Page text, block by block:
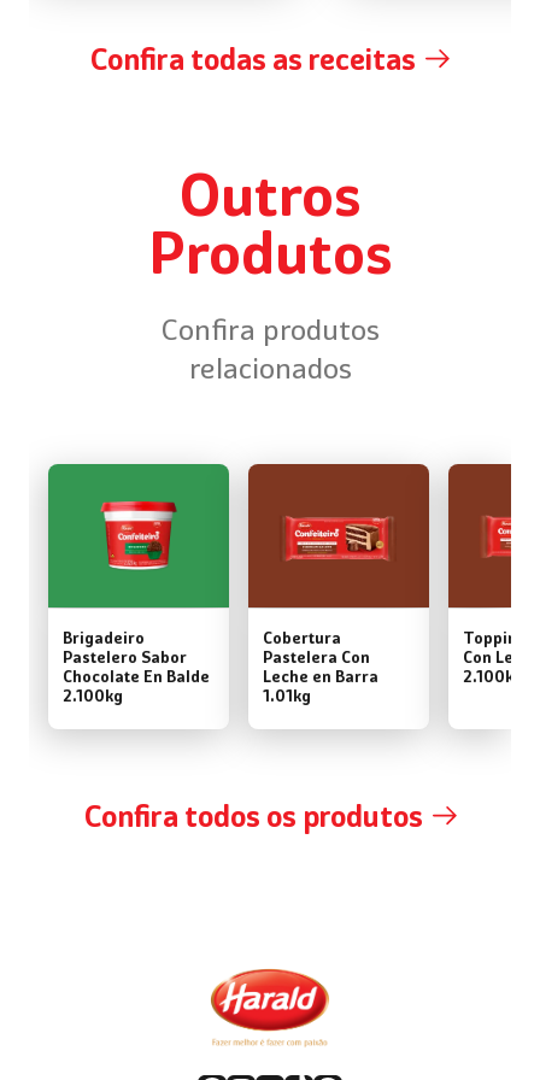
Confira todas as receitas
Outros
Produtos
Confira produtos
relacionados
Brigadeiro
Pastelero Sabor
Chocolate En Balde
2.100kg
Cobertura
Pastelera Con
Leche en Barra
1.01kg
Topping
Con
2.100kg
Confira todos os produtos